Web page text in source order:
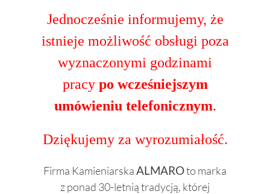
Jednocześnie informujemy, że
istnieje możliwość obsługi poza
wyznaczonymi godzinami
pracy po wcześniejszym
umówieniu telefonicznym.
Dziękujemy za wyrozumiałość.
Firma KamieniarskaALMAROto marka
z ponad 30-letnią tradycją, której